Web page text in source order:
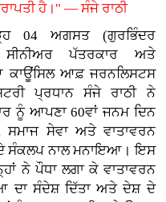
ਹੈ।" — ਸੰਜੇ ਰਾਠੀ
04 ਅਗਸਤ (ਗੁਰਭਿੰਦਰ
ਸੀਨੀਅਰ ਪੱਤਰਕਾਰ ਅਤੇ
ਕਾਊਂਸਿਲ ਆਫ਼ ਜਰਨਲਿਸਟਸ
ਪ੍ਰਧਾਨ ਸੰਜੇ ਰਾਠੀ ਨੇ
ਨੂੰ ਆਪਣਾ 60ਵਾਂ ਜਨਮ ਦਿਨ
ਸਮਾਜ ਸੇਵਾ ਅਤੇ ਵਾਤਾਵਰਨ
ਸੰਕਲਪ ਨਾਲ ਮਨਾਇਆ। ਇਸ
ਨੇ ਪੌਧਾ ਲਗਾ ਕੇ ਵਾਤਾਵਰਨ
ਦਾ ਸੰਦੇਸ਼ ਦਿੱਤਾ ਅਤੇ ਦੇਸ਼ ਦੇ